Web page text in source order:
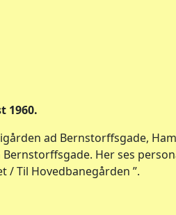
1960.
ad Bernstorffsgade,
Her ses
/ Til Hovedbanegården ”.